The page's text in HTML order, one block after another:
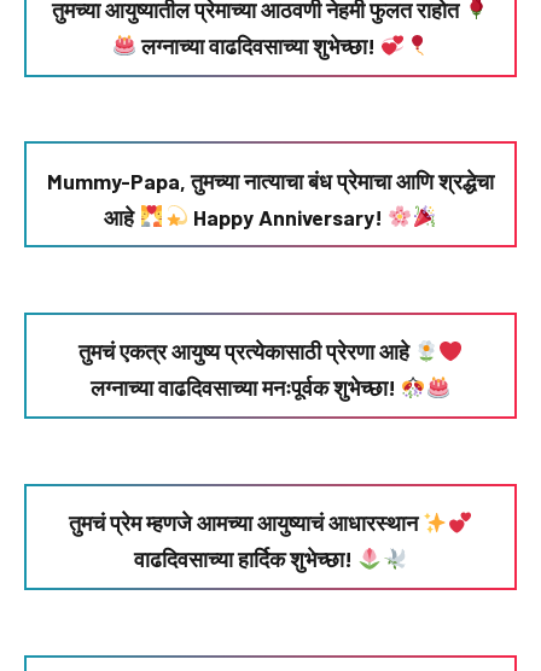
तुमच्या आयुष्यातील प्रेमाच्या आठवणी नेहमी फुलत राहोत
लग्नाच्या वाढदिवसाच्या शुभेच्छा!
Mummy-Papa, तुमच्या नात्याचा बंध प्रेमाचा आणि श्रद्धेचा
आहे
Happy Anniversary!
तुमचं एकत्र आयुष्य प्रत्येकासाठी प्रेरणा आहे
लग्नाच्या वाढदिवसाच्या मनःपूर्वक शुभेच्छा!
तुमचं प्रेम म्हणजे आमच्या आयुष्याचं आधारस्थान
वाढदिवसाच्या हार्दिक शुभेच्छा!